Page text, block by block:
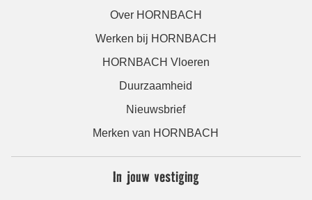
Over HORNBACH
Werken bij HORNBACH
HORNBACH Vloeren
Duurzaamheid
Nieuwsbrief
Merken van HORNBACH
In jouw vestiging